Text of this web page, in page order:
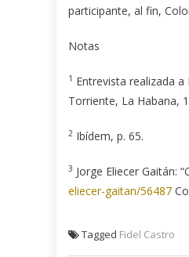
participante, al fin,
Notas
1 Entrevista realizada
Torriente, La Habana,
2 Ibídem, p. 65.
3 Jorge Eliecer Gaitán:
eliecer-gaitan/56487
Tagged Fidel Castro